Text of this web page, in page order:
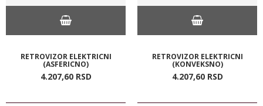
RETROVIZOR ELEKTRICNI
(ASFERICNO)
4.207,60 RSD
RETROVIZOR ELEKTRICNI
(KONVEKSNO)
4.207,60 RSD